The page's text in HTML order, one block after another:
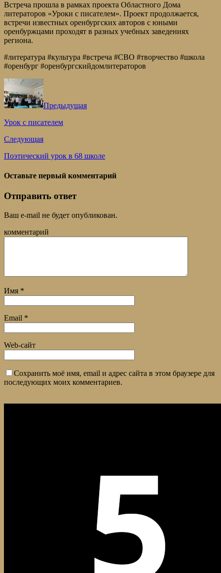
Встреча прошла в рамках проекта Областного Дома
литераторов «Уроки с писателем». Проект продолжается,
встречи известных оренбургских авторов с юными
оренбуржцами проходят в разных учебных заведениях
региона.
#литература #культура #встреча #СВО #творчество #школа
#оренбург #оренбургскийдомлитераторов
Предыдущая
Урок с писателем
Следующая
Поэтический урок в 68 школе
Оставьте первый комментарий
Отправить ответ
Ваш e-mail не будет опубликован.
комментарий
Имя *
Email *
Web-сайт
Сохранить моё имя, email и адрес сайта в этом браузере для
последующих моих комментариев.